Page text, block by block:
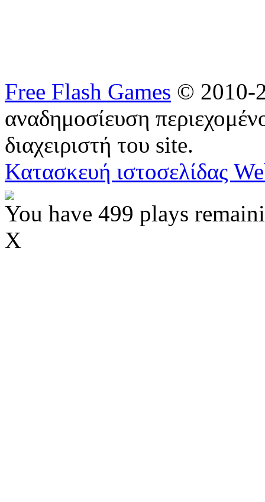
Free Flash Games © 2010-
αναδημοσίευση
διαχειριστή του site.
Κατασκευή ιστοσελίδας